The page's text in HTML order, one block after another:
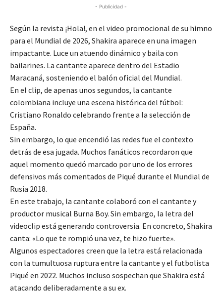
- Publicidad -
Según la revista ¡Hola!, en el video promocional de su himno
para el Mundial de 2026, Shakira aparece en una imagen
impactante. Luce un atuendo dinámico y baila con
bailarines. La cantante aparece dentro del Estadio
Maracaná, sosteniendo el balón oficial del Mundial.
En el clip, de apenas unos segundos, la cantante
colombiana incluye una escena histórica del fútbol:
Cristiano Ronaldo celebrando frente a la selección de
España.
Sin embargo, lo que encendió las redes fue el contexto
detrás de esa jugada. Muchos fanáticos recordaron que
aquel momento quedó marcado por uno de los errores
defensivos más comentados de Piqué durante el Mundial de
Rusia 2018.
En este trabajo, la cantante colaboró ​​con el cantante y
productor musical Burna Boy. Sin embargo, la letra del
videoclip está generando controversia. En concreto, Shakira
canta: «Lo que te rompió una vez, te hizo fuerte».
Algunos espectadores creen que la letra está relacionada
con la tumultuosa ruptura entre la cantante y el futbolista
Piqué en 2022. Muchos incluso sospechan que Shakira está
atacando deliberadamente a su ex.